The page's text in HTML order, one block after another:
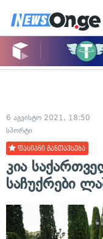
6 აგვისტო 2021, 18:50
სპორტი
ფასიანი განთავსება
კია
საჩუქრები